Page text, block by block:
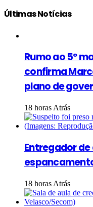
Últimas Notícias
Rumo ao 5º
confirma
plano de
18 horas Atrás
Entregador
18 horas Atrás